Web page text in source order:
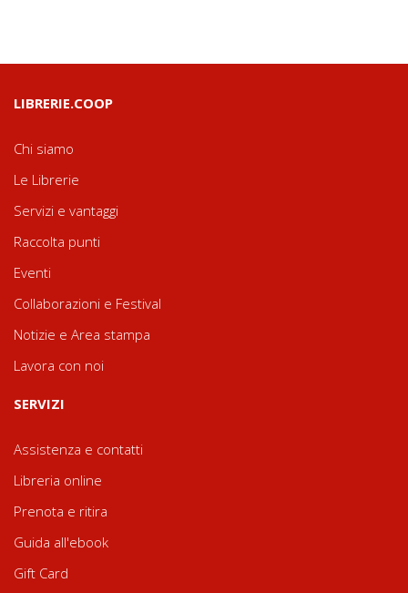
LIBRERIE.COOP
Chi siamo
Le Librerie
Servizi e vantaggi
Raccolta punti
Eventi
Collaborazioni e Festival
Notizie e Area stampa
Lavora con noi
SERVIZI
Assistenza e contatti
Libreria online
Prenota e ritira
Guida all'ebook
Gift Card